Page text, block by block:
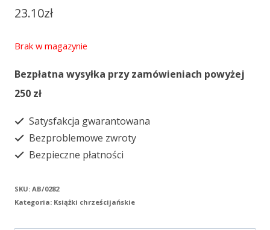
23.10zł
Brak w magazynie
Bezpłatna wysyłka przy zamówieniach powyżej
250 zł
Satysfakcja gwarantowana
Bezproblemowe zwroty
Bezpieczne płatności
SKU: AB/0282
Kategoria: Książki chrześcijańskie